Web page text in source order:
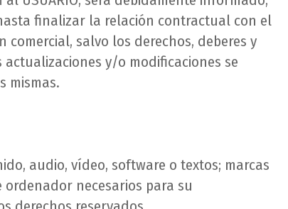
finalizar la relación contractual con el
salvo los derechos, deberes y
y/o modificaciones se
mismas.
audio, vídeo, software o textos; marcas
necesarios para su